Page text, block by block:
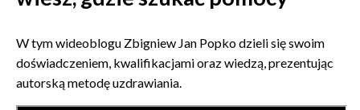
W tym wideoblogu Zbigniew Jan Popko dzieli się swoim
doświadczeniem, kwalifikacjami oraz wiedzą, prezentując
autorską metodę uzdrawiania.